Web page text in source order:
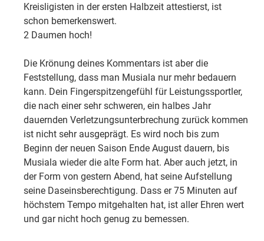
Kreisligisten in der ersten Halbzeit attestierst, ist
schon bemerkenswert.
2 Daumen hoch!
Die Krönung deines Kommentars ist aber die
Feststellung, dass man Musiala nur mehr bedauern
kann. Dein Fingerspitzengefühl für Leistungssportler,
die nach einer sehr schweren, ein halbes Jahr
dauernden Verletzungsunterbrechung zurück kommen
ist nicht sehr ausgeprägt. Es wird noch bis zum
Beginn der neuen Saison Ende August dauern, bis
Musiala wieder die alte Form hat. Aber auch jetzt, in
der Form von gestern Abend, hat seine Aufstellung
seine Daseinsberechtigung. Dass er 75 Minuten auf
höchstem Tempo mitgehalten hat, ist aller Ehren wert
und gar nicht hoch genug zu bemessen.